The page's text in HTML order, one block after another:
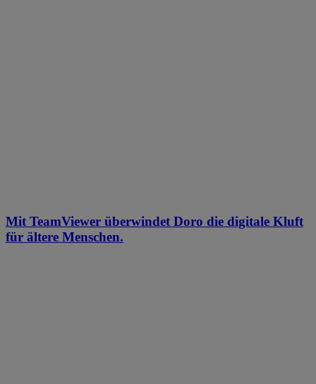
Mit TeamViewer überwindet Doro die digitale Kluft
für ältere Menschen.